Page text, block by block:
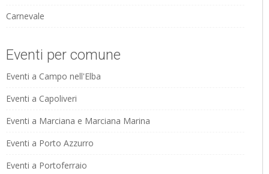
Carnevale
Eventi per comune
Eventi a Campo nell'Elba
Eventi a Capoliveri
Eventi a Marciana e Marciana Marina
Eventi a Porto Azzurro
Eventi a Portoferraio